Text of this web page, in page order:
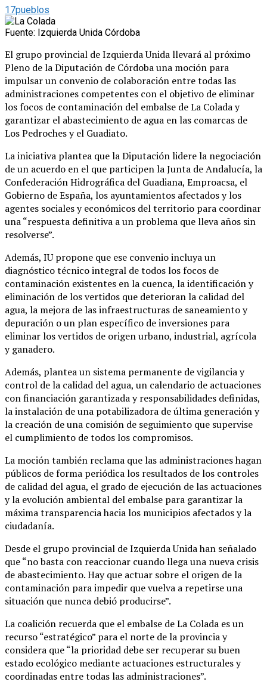
17pueblos
Fuente: Izquierda Unida Córdoba
El grupo provincial de Izquierda Unida llevará al próximo
Pleno de la Diputación de Córdoba una moción para
impulsar un convenio de colaboración entre todas las
administraciones competentes con el objetivo de eliminar
los focos de contaminación del embalse de La Colada y
garantizar el abastecimiento de agua en las comarcas de
Los Pedroches y el Guadiato.
La iniciativa plantea que la Diputación lidere la negociación
de un acuerdo en el que participen la Junta de Andalucía, la
Confederación Hidrográfica del Guadiana, Emproacsa, el
Gobierno de España, los ayuntamientos afectados y los
agentes sociales y económicos del territorio para coordinar
una “respuesta definitiva a un problema que lleva años sin
resolverse”.
Además, IU propone que ese convenio incluya un
diagnóstico técnico integral de todos los focos de
contaminación existentes en la cuenca, la identificación y
eliminación de los vertidos que deterioran la calidad del
agua, la mejora de las infraestructuras de saneamiento y
depuración o un plan específico de inversiones para
eliminar los vertidos de origen urbano, industrial, agrícola
y ganadero.
Además, plantea un sistema permanente de vigilancia y
control de la calidad del agua, un calendario de actuaciones
con financiación garantizada y responsabilidades definidas,
la instalación de una potabilizadora de última generación y
la creación de una comisión de seguimiento que supervise
el cumplimiento de todos los compromisos.
La moción también reclama que las administraciones hagan
públicos de forma periódica los resultados de los controles
de calidad del agua, el grado de ejecución de las actuaciones
y la evolución ambiental del embalse para garantizar la
máxima transparencia hacia los municipios afectados y la
ciudadanía.
Desde el grupo provincial de Izquierda Unida han señalado
que “no basta con reaccionar cuando llega una nueva crisis
de abastecimiento. Hay que actuar sobre el origen de la
contaminación para impedir que vuelva a repetirse una
situación que nunca debió producirse”.
La coalición recuerda que el embalse de La Colada es un
recurso “estratégico” para el norte de la provincia y
considera que “la prioridad debe ser recuperar su buen
estado ecológico mediante actuaciones estructurales y
coordinadas entre todas las administraciones”.